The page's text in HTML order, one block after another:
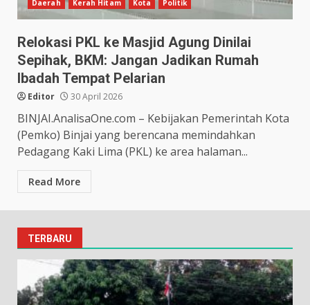
Daerah Kerah Hitam Kota Politik
Relokasi PKL ke Masjid Agung Dinilai
Sepihak, BKM: Jangan Jadikan Rumah
Ibadah Tempat Pelarian
Editor 30 April 2026
BINJAI.AnalisaOne.com – Kebijakan Pemerintah Kota
(Pemko) Binjai yang berencana memindahkan
Pedagang Kaki Lima (PKL) ke area halaman...
Read More
TERBARU